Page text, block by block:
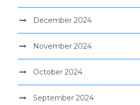
December 2024
November 2024
October 2024
September 2024